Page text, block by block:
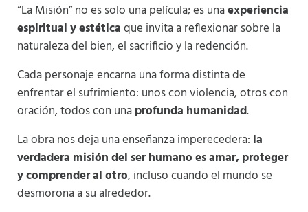
“La Misión” no es solo una película; es unaexperiencia
espiritual y estéticaque invita a reflexionar sobre la
naturaleza del bien, el sacrificio y la redención.
Cada personaje encarna una forma distinta de
enfrentar el sufrimiento: unos con violencia, otros con
oración, todos con unaprofunda humanidad.
La obra nos deja una enseñanza imperecedera: la
verdadera misión del ser humano es amar, proteger
y comprender al otro, incluso cuando el mundo se
desmorona a su alrededor.